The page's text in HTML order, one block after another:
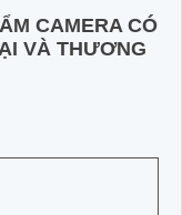
CAMERA CÓ
VÀ THƯƠNG